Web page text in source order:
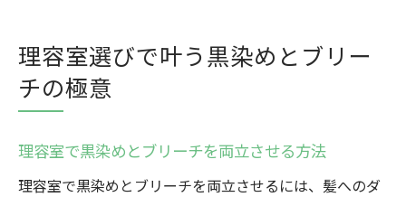
理容室でのカウンセリングが重要な理由
口コミで評判の理容室を選ぶコツと注意点
理容室で実践する黒染めのメリットと注意
点
理容室選びで叶う黒染めとブリー
チの極意
理容室で黒染めとブリーチを両立させる方法
理容室で黒染めとブリーチを両立させるには、髪へのダ